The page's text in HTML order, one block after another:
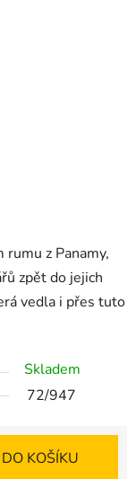
z Panamy,
zpět do jejich
vedla i přes tuto
Skladem
72/947
DO KOŠÍKU